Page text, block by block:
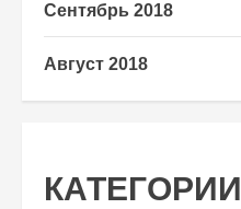
Сентябрь 2018
Август 2018
КАТЕГОРИИ